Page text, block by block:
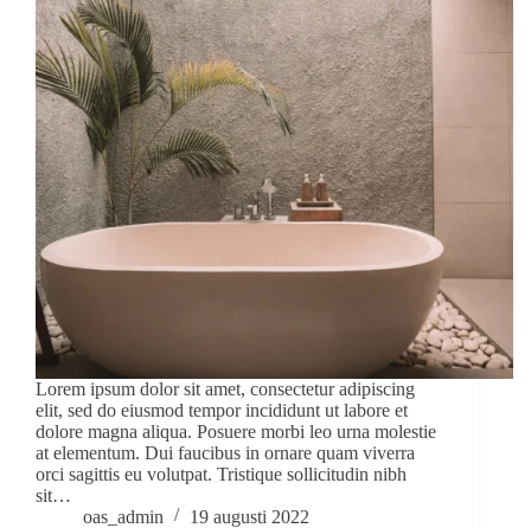
Lorem ipsum dolor sit amet, consectetur adipiscing
elit, sed do eiusmod tempor incididunt ut labore et
dolore magna aliqua. Posuere morbi leo urna molestie
at elementum. Dui faucibus in ornare quam viverra
orci sagittis eu volutpat. Tristique sollicitudin nibh
sit…
oas_admin
19 augusti 2022